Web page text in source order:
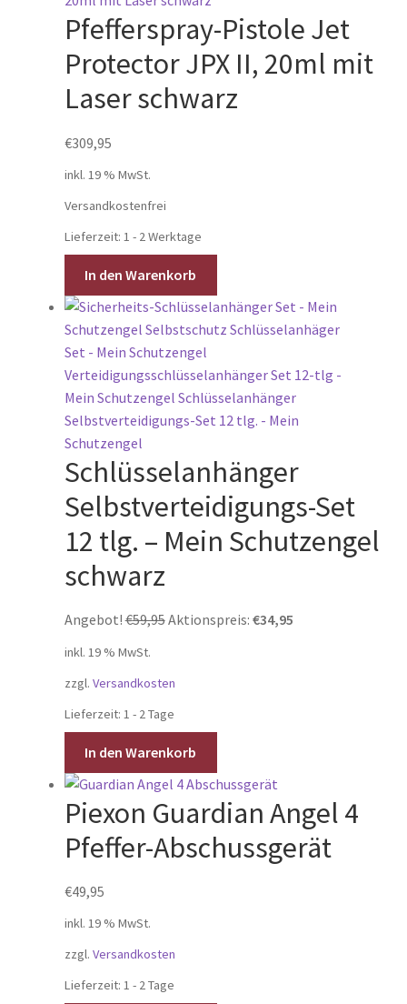
Pfefferspray-Pistole Jet
Protector JPX II, 20ml mit
Laser schwarz
€309,95
inkl. 19 % MwSt.
Versandkostenfrei
Lieferzeit: 1 - 2 Werktage
In den Warenkorb
Schlüsselanhänger
Selbstverteidigungs-Set
12 tlg. – Mein Schutzengel
schwarz
Angebot!€59,95Ursprünglicher
€59,95
Aktionspreis: €34,95Aktueller
inkl. 19 % MwSt.
zzgl. Versandkosten
Lieferzeit: 1 - 2 Tage
In den Warenkorb
Piexon Guardian Angel 4
Pfeffer-Abschussgerät
€49,95
inkl. 19 % MwSt.
zzgl. Versandkosten
Lieferzeit: 1 - 2 Tage